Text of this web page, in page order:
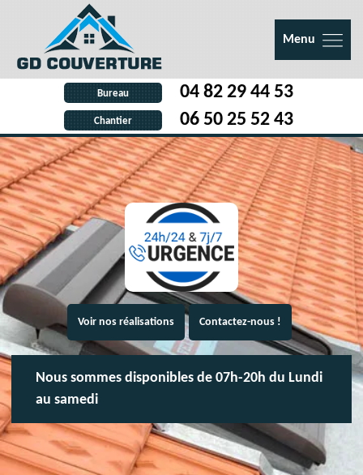
Menu
Bureau 04 82 29 44 53
Chantier 06 50 25 52 43
Voir nos réalisations Contactez-nous !
Nous sommes disponibles de 07h-20h du Lundi
au samedi